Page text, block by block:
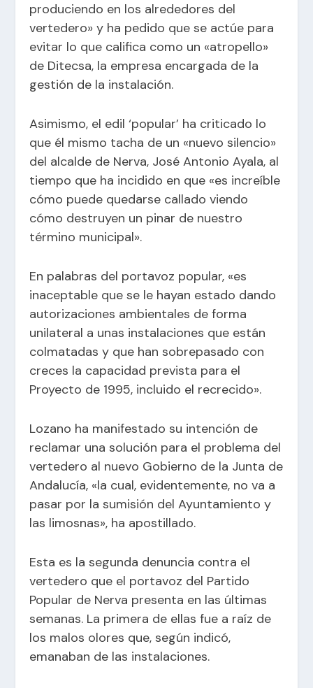
produciendo en los alrededores del
vertedero» y ha pedido que se actúe para
evitar lo que califica como un «atropello»
de Ditecsa, la empresa encargada de la
gestión de la instalación.
Asimismo, el edil ‘popular’ ha criticado lo
que él mismo tacha de un «nuevo silencio»
del alcalde de Nerva, José Antonio Ayala, al
tiempo que ha incidido en que «es increíble
cómo puede quedarse callado viendo
cómo destruyen un pinar de nuestro
término municipal».
En palabras del portavoz popular, «es
inaceptable que se le hayan estado dando
autorizaciones ambientales de forma
unilateral a unas instalaciones que están
colmatadas y que han sobrepasado con
creces la capacidad prevista para el
Proyecto de 1995, incluido el recrecido».
Lozano ha manifestado su intención de
reclamar una solución para el problema del
vertedero al nuevo Gobierno de la Junta de
Andalucía, «la cual, evidentemente, no va a
pasar por la sumisión del Ayuntamiento y
las limosnas», ha apostillado.
Esta es la segunda denuncia contra el
vertedero que el portavoz del Partido
Popular de Nerva presenta en las últimas
semanas. La primera de ellas fue a raíz de
los malos olores que, según indicó,
emanaban de las instalaciones.